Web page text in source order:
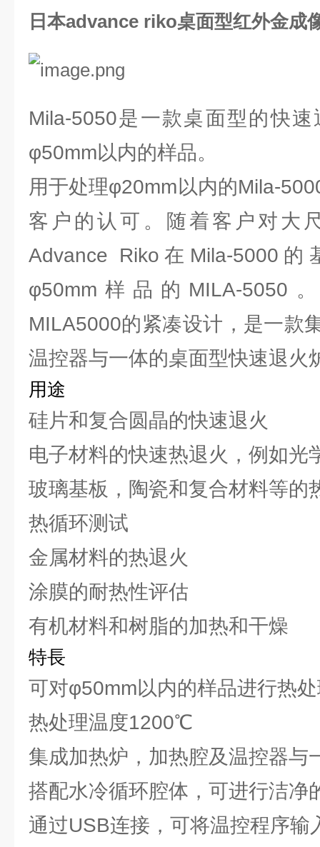
日本advance riko桌面型红外金成
Mila-5050是一款桌面型的快
φ50mm以内的样品。
用于处理φ20mm以内的Mila-
客户的认可。随着客户对大
Advance Riko在Mila-5000
φ50mm样品的MILA-5050
MILA5000的紧凑设计，是一款
温控器与一体的桌面型快速退火
用途
硅片和复合圆晶的快速退火
电子材料的快速热退火，例如光
玻璃基板，陶瓷和复合材料等的
热循环测试
金属材料的热退火
涂膜的耐热性评估
有机材料和树脂的加热和干燥
特長
可对φ50mm以内的样品进行热
热处理温度1200℃
集成加热炉，加热腔及温控器与
搭配水冷循环腔体，可进行洁净
通过USB连接，可将温控程序输